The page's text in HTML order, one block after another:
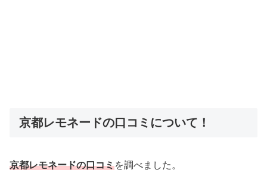
京都レモネードの口コミについて！
京都レモネードの口コミを調べました。